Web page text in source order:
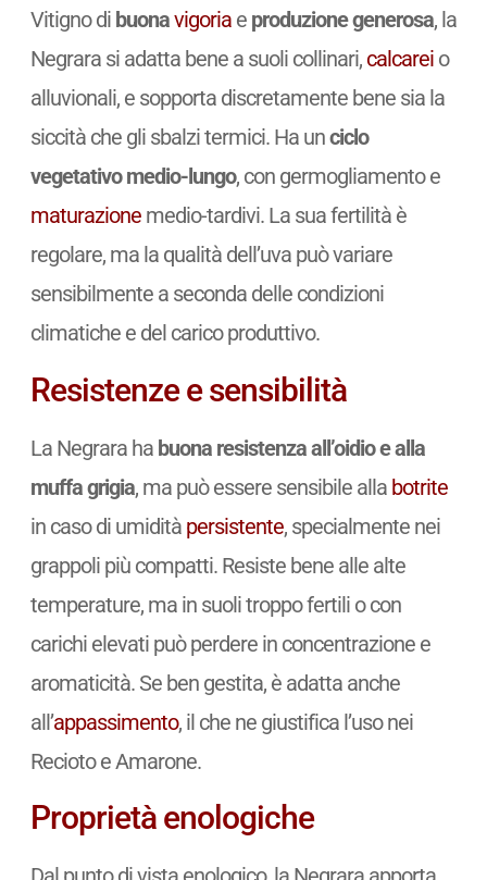
Vitigno di buonavigoriae produzione generosa, la
Negrara si adatta bene a suoli collinari, calcareio
alluvionali, e sopporta discretamente bene sia la
siccità che gli sbalzi termici. Ha unciclo
vegetativo medio-lungo, con germogliamento e
maturazionemedio-tardivi. La sua fertilità è
regolare, ma la qualità dell’uva può variare
sensibilmente a seconda delle condizioni
climatiche e del carico produttivo.
Resistenze e sensibilità
La Negrara ha buona resistenza all’oidio e alla
muffa grigia, ma può essere sensibile alla botrite
in caso di umidità persistente, specialmente nei
grappoli più compatti. Resiste bene alle alte
temperature, ma in suoli troppo fertili o con
carichi elevati può perdere in concentrazione e
aromaticità. Se ben gestita, è adatta anche
all’appassimento, il che ne giustifica l’uso nei
Recioto e Amarone.
Proprietà enologiche